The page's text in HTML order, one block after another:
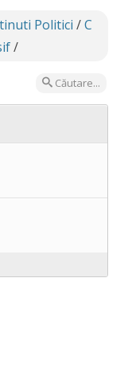
Politici /C
/
Căutare...